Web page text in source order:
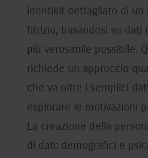
identikit dettagliato di un
fittizio, basandosi su dati
più verosimile possibile.
richiede un approccio
che va oltre i semplici
esplorare le motivazioni
La creazione della
di dati: demografici e